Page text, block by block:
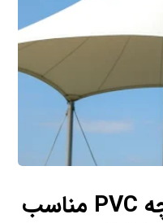
راهنمای انتخاب پارچه PVC مناسب